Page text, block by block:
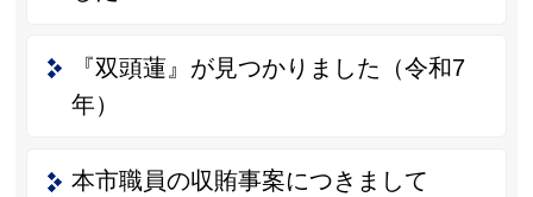
『双頭蓮』が見つかりました（令和7
年）
本市職員の収賄事案につきまして